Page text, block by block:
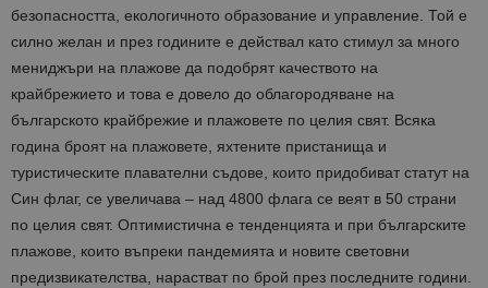
безопасността, екологичното образование и управление. Той е
силно желан и през годините е действал като стимул за много
мениджъри на плажове да подобрят качеството на
крайбрежието и това е довело до облагородяване на
българското крайбрежие и плажовете по целия свят. Всяка
година броят на плажовете, яхтените пристанища и
туристическите плавателни съдове, които придобиват статут на
Син флаг, се увеличава – над 4800 флага се веят в 50 страни
по целия свят. Оптимистична е тенденцията и при българските
плажове, които въпреки пандемията и новите световни
предизвикателства, нарастват по брой през последните години.